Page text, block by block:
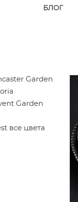
БЛОГ
Garden
Garden
все цвета